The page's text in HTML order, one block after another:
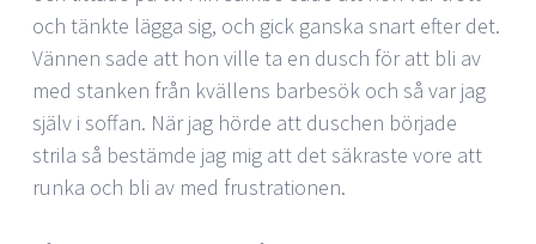
och tänkte lägga sig, och gick ganska snart efter det.
Vännen sade att hon ville ta en dusch för att bli av
med stanken från kvällens barbesök och så var jag
själv i soffan. När jag hörde att duschen började
strila så bestämde jag mig att det säkraste vore att
runka och bli av med frustrationen.